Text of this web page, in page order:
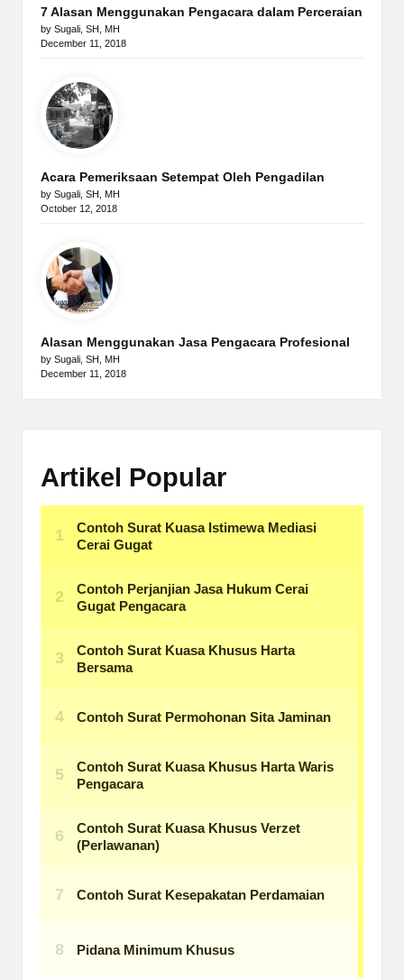
7 Alasan Menggunakan Pengacara dalam Perceraian
by Sugali, SH, MH
December 11, 2018
Acara Pemeriksaan Setempat Oleh Pengadilan
by Sugali, SH, MH
October 12, 2018
Alasan Menggunakan Jasa Pengacara Profesional
by Sugali, SH, MH
December 11, 2018
Artikel Popular